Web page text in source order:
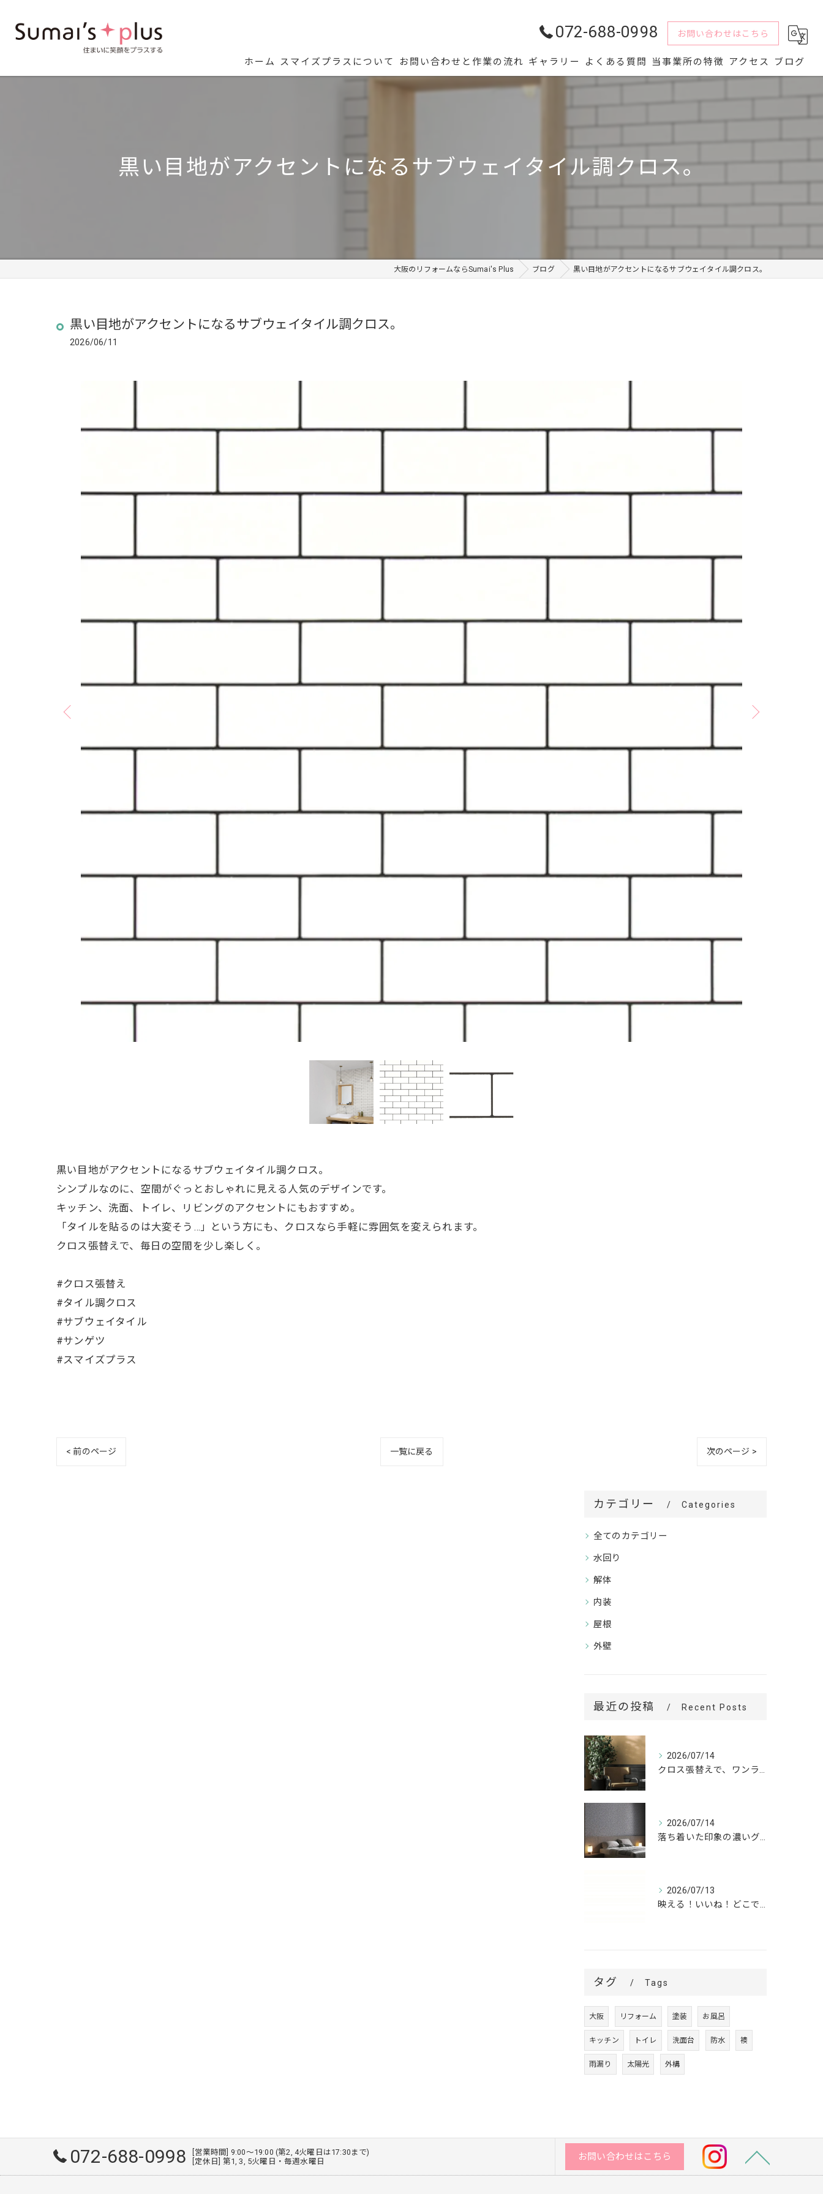
072-688-0998 お問い合わせはこちら
ホーム スマイズプラスについて お問い合わせと作業の流れ ギャラリー よくある質問 当事業所の特徴
内装
屋根
アクセス ブログ
黒い目地がアクセントになるサブウェイタイル調クロス。
大阪のリフォームならSumai's Plus ブログ 黒い目地がアクセントになるサブウェイタイル調クロス。
黒い目地がアクセントになるサブウェイタイル調クロス。
2026/06/11
黒い目地がアクセントになるサブウェイタイル調クロス。
シンプルなのに、空間がぐっとおしゃれに見える人気のデザインです。
キッチン、洗面、トイレ、リビングのアクセントにもおすすめ。
「タイルを貼るのは大変そう…」という方にも、クロスなら手軽に雰囲気を変えられます。
クロス張替えで、毎日の空間を少し楽しく。
#クロス張替え
#タイル調クロス
#サブウェイタイル
#サンゲツ
#スマイズプラス
< 前のページ 一覧に戻る 次のページ >
カテゴリー Categories
全てのカテゴリー
水回り
解体
内装
屋根
外壁
最近の投稿 Recent Posts
2026/07/14
クロス張替えで、ワンランク上の空間へ。
2026/07/14
落ち着いた印象の濃いグレーが、お部屋をワンランク上の空間へ。
2026/07/13
映える！いいね！どこでも高槻✨
タグ Tags
大阪 リフォーム 塗装 お風呂
キッチン トイレ 洗面台 防水 襖
雨漏り 太陽光 外構
072-688-0998
[営業時間] 9:00～19:00 (第2, 4火曜日は17:30まで)
[定休日] 第1, 3, 5火曜日・毎週水曜日
お問い合わせはこちら